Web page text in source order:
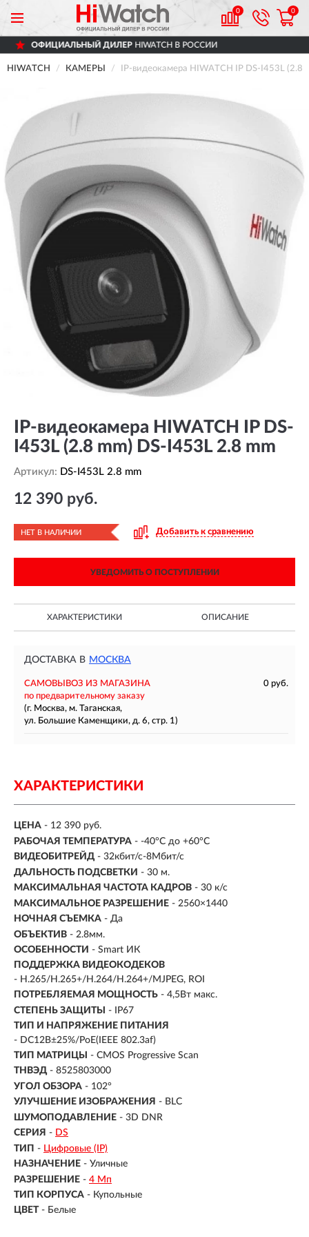
0 0
HIWATCH В РОССИИ
HIWATCH КАМЕРЫ IP-видеокамера HIWATCH IP DS-I453L (2.8
IP-видеокамера HIWATCH IP DS-
I453L (2.8 mm) DS-I453L 2.8 mm
Артикул: DS-I453L 2.8 mm
12 390 руб.
НЕТ В НАЛИЧИИ Добавить к сравнению
УВЕДОМИТЬ О ПОСТУПЛЕНИИ
ХАРАКТЕРИСТИКИ ОПИСАНИЕ
ДОСТАВКА В МОСКВА
САМОВЫВОЗ ИЗ МАГАЗИНА
0 руб.
по предварительному заказу
(г. Москва, м. Таганская,
ул. Большие Каменщики, д. 6, стр. 1)
ХАРАКТЕРИСТИКИ
ЦЕНА - 12 390 руб.
РАБОЧАЯ ТЕМПЕРАТУРА - -40°C до +60°C
ВИДЕОБИТРЕЙД - 32кбит/с-8Мбит/с
ДАЛЬНОСТЬ ПОДСВЕТКИ - 30 м.
МАКСИМАЛЬНАЯ ЧАСТОТА КАДРОВ - 30 к/с
МАКСИМАЛЬНОЕ РАЗРЕШЕНИЕ - 2560×1440
НОЧНАЯ СЪЕМКА - Да
ОБЪЕКТИВ - 2.8мм.
ОСОБЕННОСТИ - Smart ИК
ПОДДЕРЖКА ВИДЕОКОДЕКОВ
- H.265/H.265+/H.264/H.264+/MJPEG, ROI
ПОТРЕБЛЯЕМАЯ МОЩНОСТЬ - 4,5Вт макс.
СТЕПЕНЬ ЗАЩИТЫ
- IP67
ТИП И НАПРЯЖЕНИЕ ПИТАНИЯ
- DC12В±25%/PoE(IEEE 802.3af)
ТИП МАТРИЦЫ
- CMOS Progressive Scan
ТНВЭД - 8525803000
УГОЛ ОБЗОРА - 102°
УЛУЧШЕНИЕ ИЗОБРАЖЕНИЯ - BLC
ШУМОПОДАВЛЕНИЕ - 3D DNR
СЕРИЯ - DS
ТИП - Цифровые (IP)
НАЗНАЧЕНИЕ - Уличные
РАЗРЕШЕНИЕ - 4 Мп
ТИП КОРПУСА - Купольные
ЦВЕТ - Белые